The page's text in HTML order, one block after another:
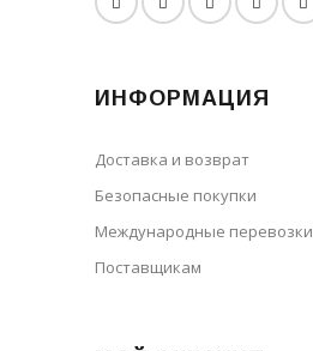
ИНФОРМАЦИЯ
Доставка и возврат
Безопасные покупки
Международные перевозки
Поставщикам